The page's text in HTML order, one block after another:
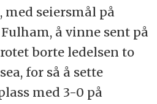
med seiersmål på
å vinne sent på
borte ledelsen to
for så å sette
med 3-0 på